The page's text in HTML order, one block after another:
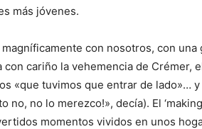
más jóvenes.
con nosotros, con
cariño la vehemencia de Crémer,
«que tuvimos que entrar de lado»…
no, no lo merezco!», decía). El
momentos vividos en unos